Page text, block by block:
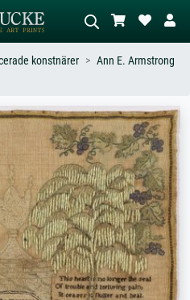
Beskriv scenen – t.ex. grön äng,
abstrakt med mycket rött, mörk
oljemålning, stående naken bredvid ett
träd.
konstnärer
Ann E. Armstrong